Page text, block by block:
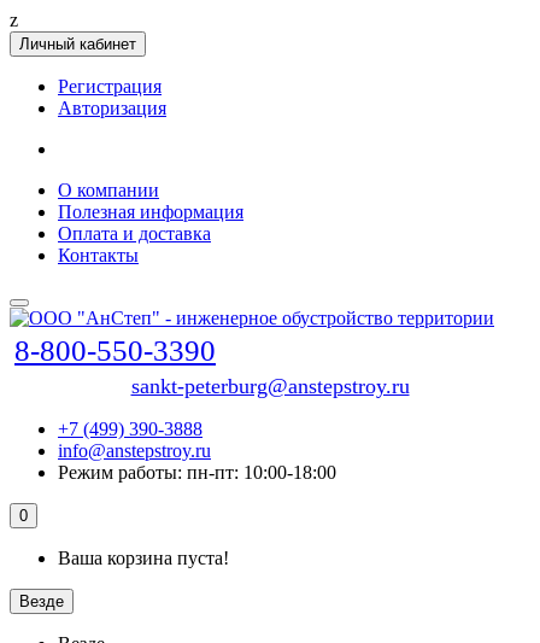
z
Личный кабинет
Регистрация
Авторизация
О компании
Полезная информация
Оплата и доставка
Контакты
8-800-550-3390
sankt-peterburg@anstepstroy.ru
+7 (499) 390-3888
info@anstepstroy.ru
Режим работы: пн-пт: 10:00-18:00
0
Ваша корзина пуста!
Везде